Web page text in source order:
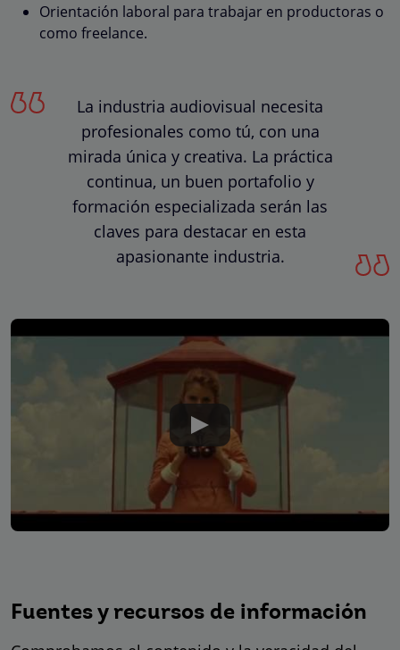
Orientación laboral para trabajar en productoras o
como freelance.
La industria audiovisual necesita
profesionales como tú, con una
mirada única y creativa. La práctica
continua, un buen portafolio y
formación especializada serán las
claves para destacar en esta
apasionante industria.
Fuentes y recursos de información